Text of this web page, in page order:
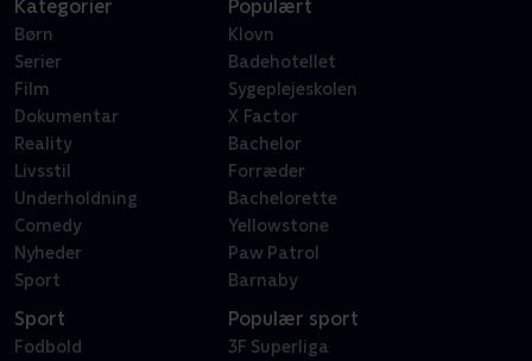
Kategorier
Børn
Serier
Film
Dokumentar
Reality
Livsstil
Underholdning
Comedy
Nyheder
Sport
Populært
Klovn
Badehotellet
Sygeplejeskolen
X Factor
Bachelor
Forræder
Bachelorette
Yellowstone
Paw Patrol
Barnaby
Sport
Fodbold
Populær sport
3F Superliga